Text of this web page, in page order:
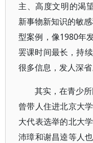
主、高度文明的渴
新事物新知识的敏
型案例，像1980年
罢课时间最长，持
很多信息，发人深省
其实，在青少
曾带人住进北京大
大代表选举的北大
沛璋和谢昌逵等人